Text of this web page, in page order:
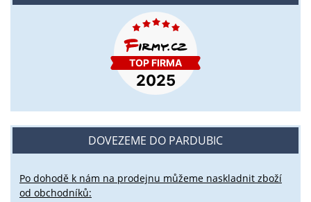
DOVEZEME DO PARDUBIC
Po dohodě k nám na prodejnu můžeme naskladnit zboží
od obchodníků: